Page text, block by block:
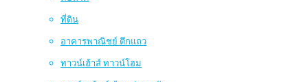
ที่ดิน
อาคารพาณิชย์ ตึกแถว
ทาวน์เฮ้าส์ ทาวน์โฮม